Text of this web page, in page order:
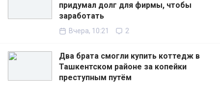
придумал долг для фирмы, чтобы
заработать
Вчера, 10:21 2
Два брата смогли купить коттедж в
Ташкентском районе за копейки
преступным путём